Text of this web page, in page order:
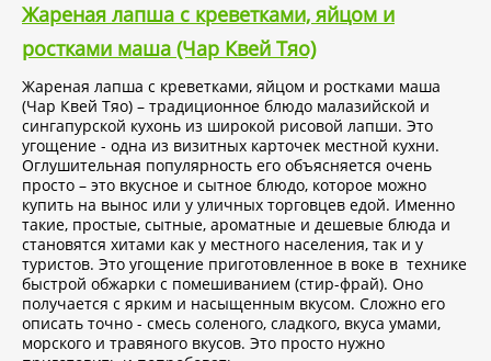
Жареная лапша с креветками, яйцом и
ростками маша (Чар Квей Тяо)
Жареная лапша с креветками, яйцом и ростками маша
(Чар Квей Тяо) – традиционное блюдо малазийской и
сингапурской кухонь из широкой рисовой лапши. Это
угощение - одна из визитных карточек местной кухни.
Оглушительная популярность его объясняется очень
просто – это вкусное и сытное блюдо, которое можно
купить на вынос или у уличных торговцев едой. Именно
такие, простые, сытные, ароматные и дешевые блюда и
становятся хитами как у местного населения, так и у
туристов. Это угощение приготовленное в воке в технике
быстрой обжарки с помешиванием (стир-фрай). Оно
получается с ярким и насыщенным вкусом. Сложно его
описать точно - смесь соленого, сладкого, вкуса умами,
морского и травяного вкусов. Это просто нужно